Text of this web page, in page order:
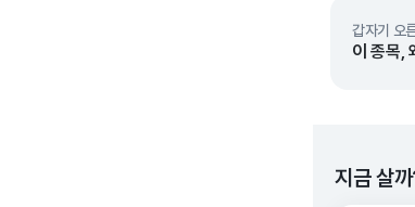
갑자기 오
이 종목,
지금 살